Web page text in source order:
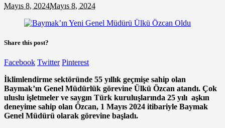
Mayıs 8, 2024Mayıs 8, 2024
Share this post?
Facebook Twitter Pinterest
İklimlendirme sektöründe 55 yıllık geçmişe sahip olan
Baymak’ın Genel Müdürlük görevine Ülkü Özcan atandı. Çok
uluslu işletmeler ve saygın Türk kuruluşlarında 25 yılı aşkın
deneyime sahip olan Özcan, 1 Mayıs 2024 itibariyle Baymak
Genel Müdürü olarak görevine başladı.